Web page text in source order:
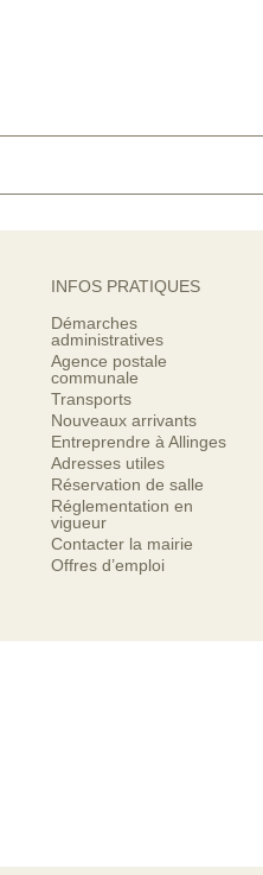
INFOS PRATIQUES
Démarches
administratives
Agence postale
communale
Transports
Nouveaux arrivants
Entreprendre à Allinges
Adresses utiles
Réservation de salle
Réglementation en
vigueur
Contacter la mairie
Offres d’emploi